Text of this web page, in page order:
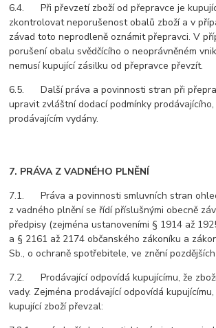
6.4. Při převzetí zboží od přepravce je
zkontrolovat neporušenost obalů zboží a v
závad toto neprodleně oznámit přepravci. V
porušení obalu svědčícího o neoprávněném
nemusí kupující zásilku od přepravce převzít.
6.5. Další práva a povinnosti stran při
upravit zvláštní dodací podmínky
prodávajícím vydány.
7. PRÁVA Z VADNÉHO PLNĚNÍ
7.1. Práva a povinnosti smluvních stran
z vadného plnění se řídí příslušnými obecně
předpisy (zejména ustanoveními § 1914 až
a § 2161 až 2174 občanského zákoníku a
Sb., o ochraně spotřebitele, ve znění
7.2. Prodávající odpovídá kupujícímu, že
vady. Zejména prodávající odpovídá
kupující zboží převzal: